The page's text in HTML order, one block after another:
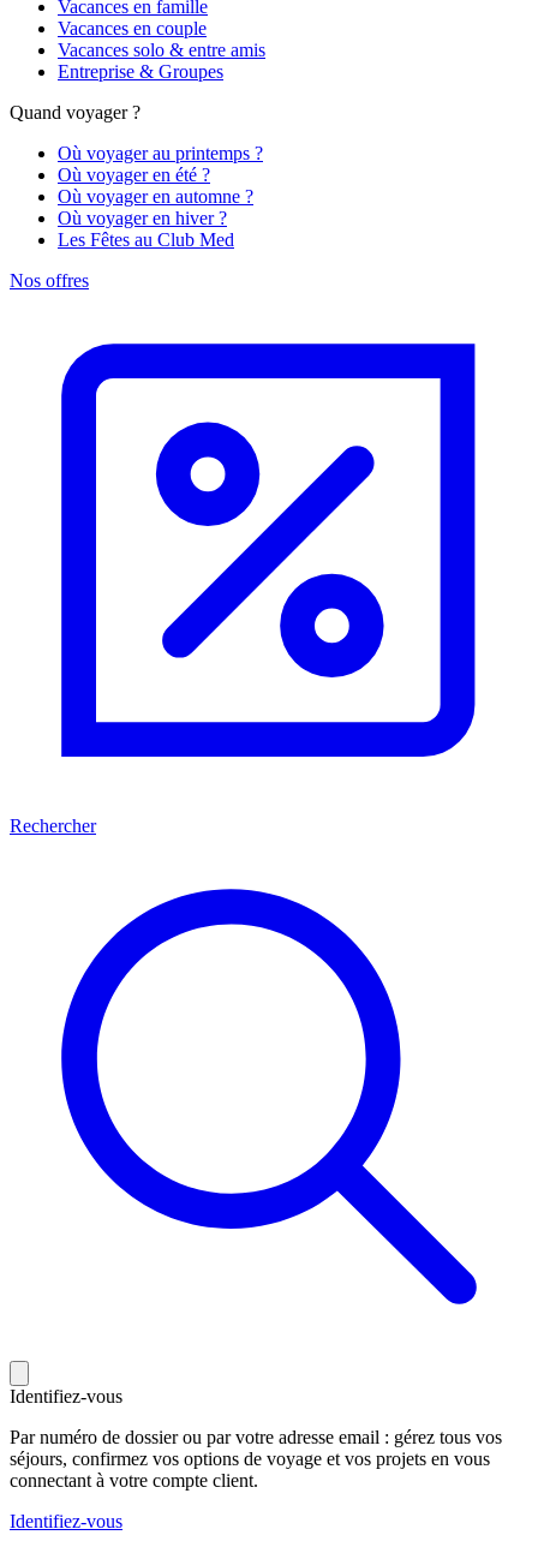
Vacances en famille
Vacances en couple
Vacances solo & entre amis
Entreprise & Groupes
Quand voyager ?
Où voyager au printemps ?
Où voyager en été ?
Où voyager en automne ?
Où voyager en hiver ?
Les Fêtes au Club Med
Nos offres
Rechercher
Identifiez-vous
Par numéro de dossier ou par votre adresse email : gérez tous vos
séjours, confirmez vos options de voyage et vos projets en vous
connectant à votre compte client.
Identifiez-vous